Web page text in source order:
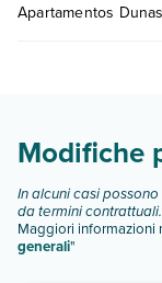
consultare i
Apartamentos
Modifiche
In alcuni casi
da termini contrattuali.
Maggiori informazioni
generali"